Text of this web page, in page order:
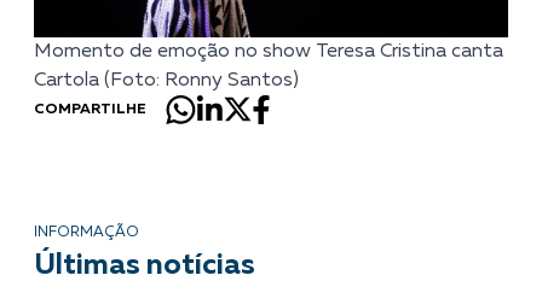
Momento de emoção no show Teresa Cristina canta
Cartola (Foto: Ronny Santos)
COMPARTILHE
INFORMAÇÃO
Últimas notícias